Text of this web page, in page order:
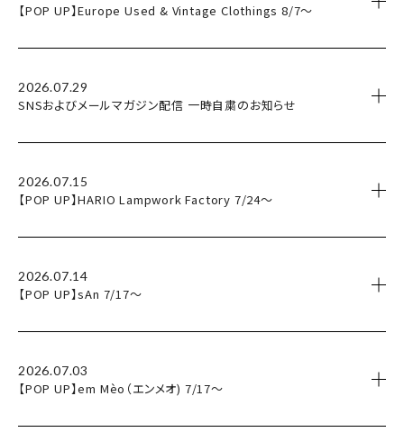
【POP UP】Europe Used & Vintage Clothings 8/7～
2026.07.29
SNSおよびメールマガジン配信 一時自粛のお知らせ
2026.07.15
【POP UP】HARIO Lampwork Factory 7/24～
2026.07.14
【POP UP】sAn 7/17～
2026.07.03
【POP UP】em Mèo（エンメオ) 7/17～